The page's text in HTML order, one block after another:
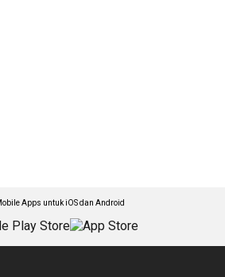
Apps untuk iOS dan Android